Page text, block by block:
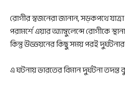
রোগীর স্বজনেরা জানান, সড়কপথে
পরামর্শে এয়ার অ্যাম্বুলেন্সে রোগীকে
কিন্তু উড্ডয়নের কিছু সময় পরই
এ ঘটনায় ভারতের বিমান দুর্ঘটনা তদন্ত